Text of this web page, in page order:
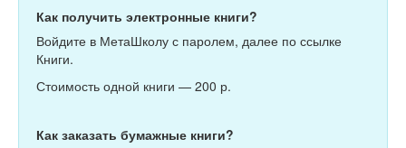
Как получить электронные книги?
Войдите в МетаШколу с паролем, далее по ссылке
Книги.
Стоимость одной книги — 200 р.
Как заказать бумажные книги?